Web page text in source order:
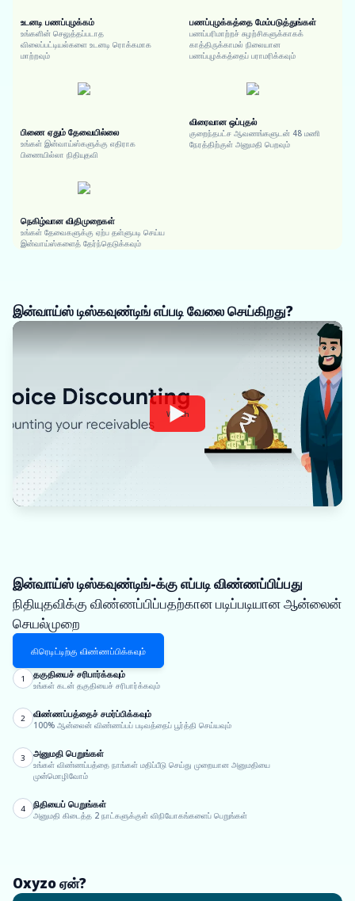
உடனடி பணப்புழக்கம்
உங்களின் செலுத்தப்படாத
விலைப்பட்டியல்களை உடனடி ரொக்கமாக
மாற்றவும்
பணப்புழக்கத்தை மேம்படுத்துங்கள்
பணப்பரிமாற்றச் சுழற்சிகளுக்காகக்
காத்திருக்காமல் நிலையான
பணப்புழக்கத்தைப் பராமரிக்கவும்
பிணை ஏதும் தேவையில்லை
உங்கள் இன்வாய்ஸ்களுக்கு எதிராக
பிணையில்லா நிதியுதவி
விரைவான ஒப்புதல்
குறைந்தபட்ச ஆவணங்களுடன் 48 மணி
நேரத்திற்குள் அனுமதி பெறவும்
நெகிழ்வான விதிமுறைகள்
உங்கள் தேவைகளுக்கு ஏற்ப தள்ளுபடி செய்ய
இன்வாய்ஸ்களைத் தேர்ந்தெடுக்கவும்
இன்வாய்ஸ் டிஸ்கவுண்டிங் எப்படி வேலை செய்கிறது?
Watch
இன்வாய்ஸ் டிஸ்கவுண்டிங்-க்கு எப்படி விண்ணப்பிப்பது
நிதியுதவிக்கு விண்ணப்பிப்பதற்கான படிப்படியான ஆன்லைன்
செயல்முறை
கிரெடிட்டிற்கு விண்ணப்பிக்கவும்
1 தகுதியைச் சரிபார்க்கவும்
உங்கள் கடன் தகுதியைச் சரிபார்க்கவும்
2 விண்ணப்பத்தைச் சமர்ப்பிக்கவும்
100% ஆன்லைன் விண்ணப்பப் படிவத்தைப் பூர்த்தி செய்யவும்
3 அனுமதி பெறுங்கள்
உங்கள் விண்ணப்பத்தை நாங்கள் மதிப்பீடு செய்து முறையான அனுமதியை
முன்மொழிவோம்
4 நிதியைப் பெறுங்கள்
அனுமதி கிடைத்த 2 நாட்களுக்குள் விநியோகங்களைப் பெறுங்கள்
Oxyzo ஏன்?